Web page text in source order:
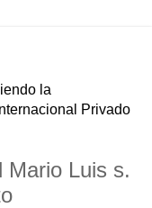
la
Privado
Mario Luis s.